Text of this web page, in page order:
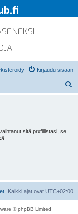
Kirjaudu sisään
sitä profiilistasi, se
Kaikki ajat ovat UTC+02:00
© phpBB Limited